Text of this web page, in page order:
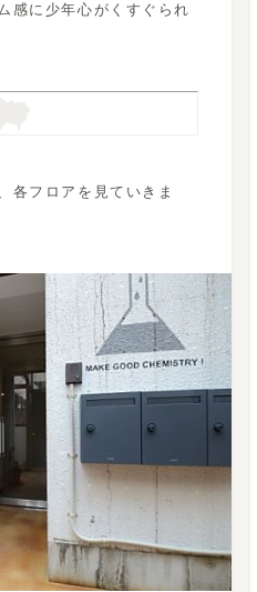
感に少年心がくすぐられ
各フロアを見ていきま